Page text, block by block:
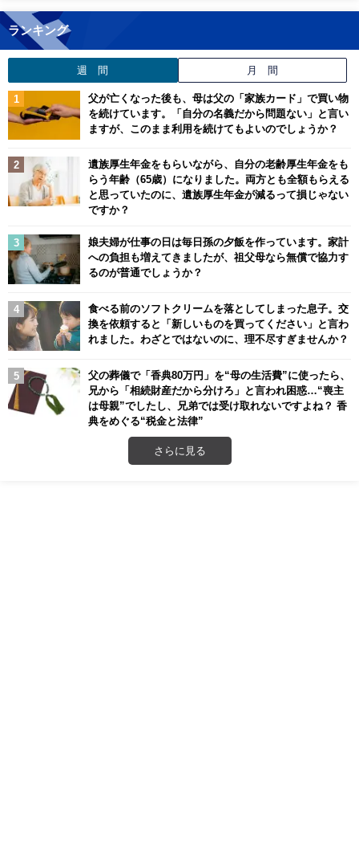
ランキング
週 間 月 間
父が亡くなった後も、母は父の「家族カード」で買い物
を続けています。「自分の名義だから問題ない」と言い
ますが、このまま利用を続けてもよいのでしょうか？
遺族厚生年金をもらいながら、自分の老齢厚生年金をも
らう年齢（65歳）になりました。両方とも全額もらえる
と思っていたのに、遺族厚生年金が減るって損じゃない
ですか？
娘夫婦が仕事の日は毎日孫の夕飯を作っています。家計
への負担も増えてきましたが、祖父母なら無償で協力す
るのが普通でしょうか？
食べる前のソフトクリームを落としてしまった息子。交
換を依頼すると「新しいものを買ってください」と言わ
れました。わざとではないのに、理不尽すぎませんか？
父の葬儀で「香典80万円」を“母の生活費”に使ったら、
兄から「相続財産だから分けろ」と言われ困惑…“喪主
は母親”でしたし、兄弟では受け取れないですよね？ 香
典をめぐる“税金と法律”
さらに見る